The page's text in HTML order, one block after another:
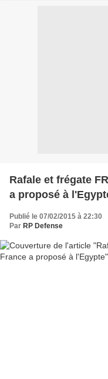
Rafale et frégate
a proposé à
Publié le 07/02/2015 à 22:30
Par RP Defense